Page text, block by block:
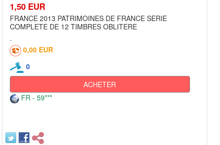
1,50 EUR
FRANCE 2013 PATRIMOINES DE FRANCE SERIE
COMPLETE DE 12 TIMBRES OBLITERE
0,00 EUR
0
ACHETER
FR - 59***